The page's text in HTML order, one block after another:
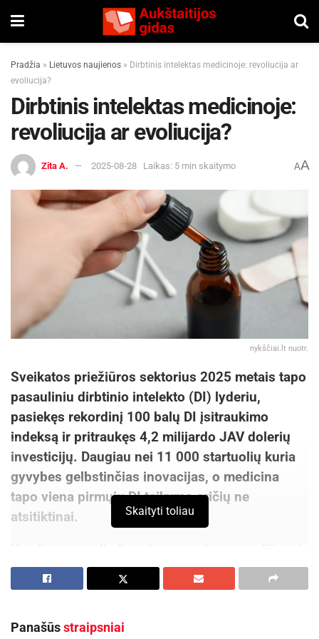
Pradžia » Lietuvos naujienos » Dirbtinis intelektas medicinoje: revoliucija ar
evoliucija?
Dirbtinis intelektas medicinoje:
revoliucija ar evoliucija?
Zita A. 2025-08-28 Laikas: 5 min skaitymo AA
nykščiai.lt nuotr.
Sveikatos priežiūros sektorius 2025 metais tapo
pasauliniu dirbtinio intelekto (DI) lyderiu,
pasiekęs rekordinį 100 balų DI įsitraukimo
indeksą ir pritraukęs 4,2 milijardo JAV dolerių
investicijų. Daugiau nei 11 000 startuolių kuria
gyvybes gelbstinčias inovacijas, o medicina
tapo viena pirmųjų DI taikymo sričių ne
atsitiktinai.
Kasdien pasaulio ligoninėse padaroma milijonai
rentgeno nuotraukų, MRT ir kraujo tyrimų. Tai –
tikras lobis DI algoritmams, kurie tobulėja
Amerikos medicinos asociacijos duomenimis,
Skaityti toliau
Panašūsstraipsniai